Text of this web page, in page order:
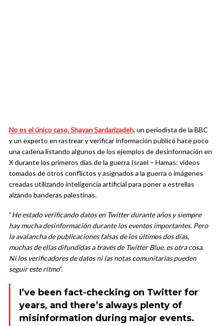
No es el único caso. Shayan Sardarizadeh,un periodista de la BBC
y un experto en rastrear y verificar información publicó hace poco
una cadena listando algunos de los ejemplos de desinformación en
X durante los primeros días de la guerra Israel – Hamas: videos
tomados de otros conflictos y asignados a la guerra o imágenes
creadas utilizando inteligencia artificial para poner a estrellas
alzando banderas palestinas.
“He estado verificando datos en Twitter durante años y siempre
hay mucha desinformación durante los eventos importantes. Pero
la avalancha de publicaciones falsas de los últimos dos días,
muchas de ellas difundidas a través de Twitter Blue, es otra cosa.
Ni los verificadores de datos ni las notas comunitarias pueden
seguir este ritmo”.
I’ve been fact-checking on Twitter for
years, and there’s always plenty of
misinformation during major events.